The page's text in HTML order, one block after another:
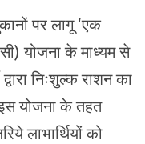
पर लागू ‘एक
योजना के माध्यम से
निःशुल्क राशन का
योजना के तहत
लाभार्थियों को